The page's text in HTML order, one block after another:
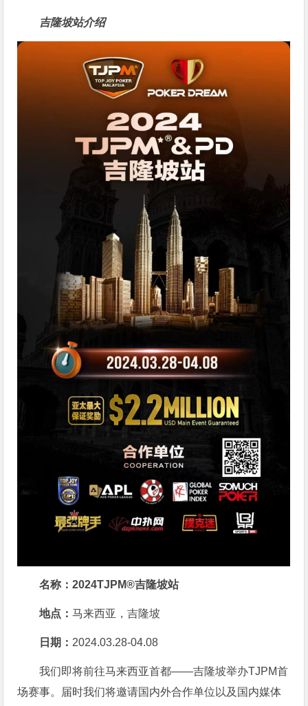
吉隆坡站介绍
名称：2024TJPM®吉隆坡站
地点：马来西亚，吉隆坡
日期：2024.03.28-04.08
我们即将前往马来西亚首都——吉隆坡举办TJPM首
场赛事。届时我们将邀请国内外合作单位以及国内媒体